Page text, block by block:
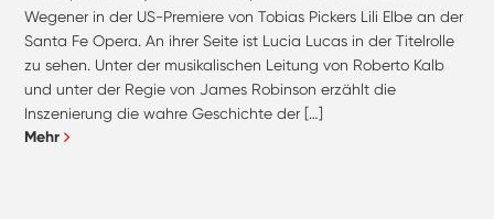
Wegener in der US-Premiere von Tobias Pickers Lili Elbe an der
Santa Fe Opera. An ihrer Seite ist Lucia Lucas in der Titelrolle
zu sehen. Unter der musikalischen Leitung von Roberto Kalb
und unter der Regie von James Robinson erzählt die
Inszenierung die wahre Geschichte der […]
Mehr